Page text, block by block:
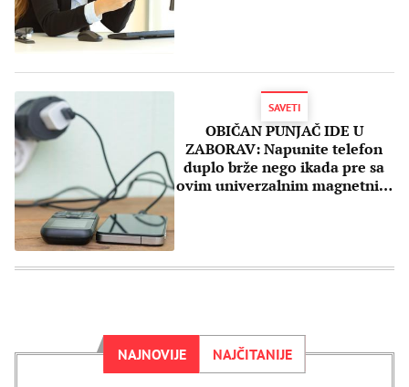
SAVETI
OBIČAN PUNJAČ IDE U
ZABORAV: Napunite telefon
duplo brže nego ikada pre sa
ovim univerzalnim magnetnim
NAJNOVIJE NAJČITANIJE